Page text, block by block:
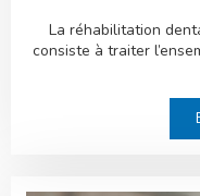
La réhabilitation
consiste à traiter